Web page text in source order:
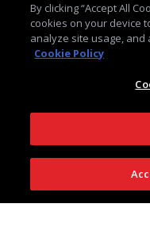
Termini e condizioni
Politica dei Cookie
Medical Information
Contatti
Takeda Italia
By clicking “Accept All
cookies on your device
analyze site usage,
Cookie Policy